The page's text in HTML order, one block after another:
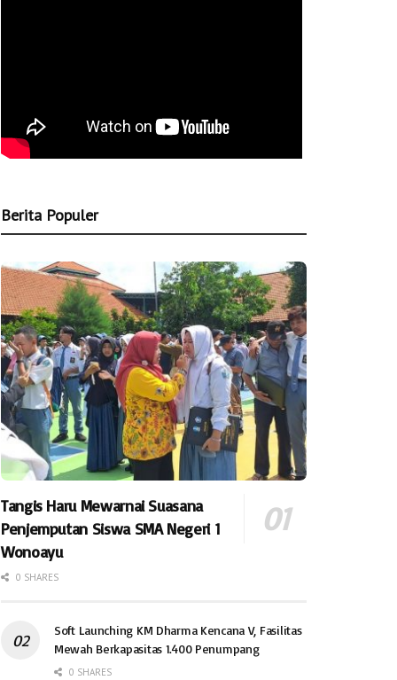
Berita Populer
Tangis Haru Mewarnai Suasana
Penjemputan Siswa SMA Negeri 1
Wonoayu
0 SHARES
Soft Launching KM Dharma Kencana V, Fasilitas
Mewah Berkapasitas 1.400 Penumpang
0 SHARES